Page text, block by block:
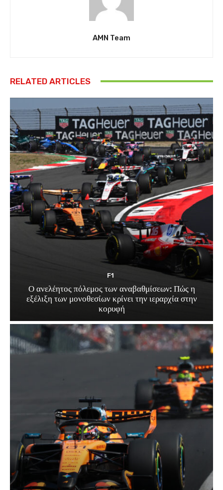
AMN Team
RELATED ARTICLES
F1
Ο ανελέητος πόλεμος των αναβαθμίσεων: Πώς η
εξέλιξη των μονοθεσίων κρίνει την ιεραρχία στην
κορυφή